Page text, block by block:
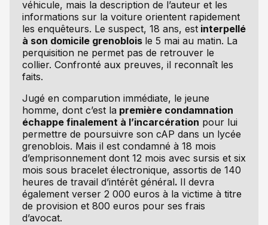
véhicule, mais la description de l’auteur et les
informations sur la voiture orientent rapidement
les enquêteurs. Le suspect, 18 ans, estinterpellé
à son domicile grenoblois le 5 mai au matin. La
perquisition ne permet pas de retrouver le
collier. Confronté aux preuves, il reconnaît les
faits.
Jugé en comparution immédiate, le jeune
homme, dont c’est la première condamnation
échappe finalement à l’incarcération pour lui
permettre de poursuivre son cAP dans un lycée
grenoblois. Mais il est condamné à 18 mois
d’emprisonnement dont 12 mois avec sursis et six
mois sous bracelet électronique, assortis de 140
heures de travail d’intérêt général. Il devra
également verser 2 000 euros à la victime à titre
de provision et 800 euros pour ses frais
d’avocat.